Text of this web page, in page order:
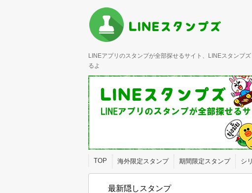
LINEアプリのスタンプが全部探せるサイト、LINEスタンプ
るよ
TOP 海外限定スタンプ 期間限定スタンプ シ
最新隠しスタンプ